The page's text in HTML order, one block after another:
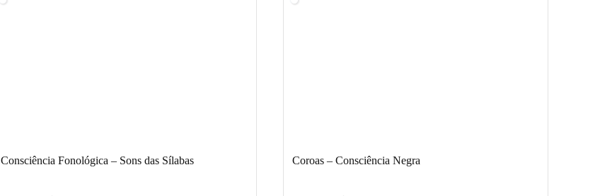
Consciência Fonológica – Sons das Sílabas Coroas – Consciência Negra